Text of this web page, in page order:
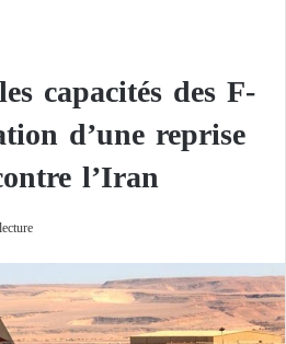
capacités des F-
d’une reprise
l’Iran